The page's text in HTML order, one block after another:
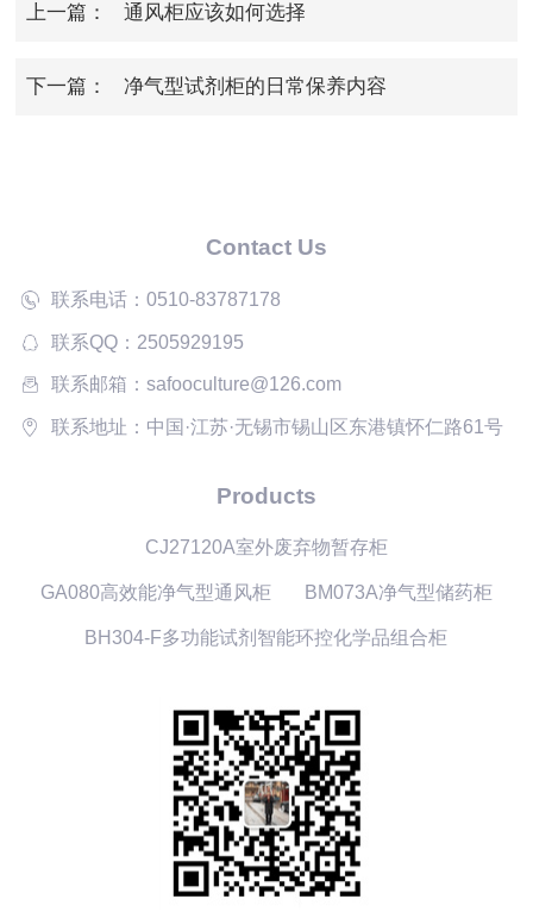
上一篇： 通风柜应该如何选择
下一篇： 净气型试剂柜的日常保养内容
Contact Us
联系电话：0510-83787178
联系QQ：2505929195
联系邮箱：safooculture@126.com
联系地址：中国·江苏·无锡市锡山区东港镇怀仁路61号
Products
CJ27120A室外废弃物暂存柜
GA080高效能净气型通风柜 BM073A净气型储药柜
BH304-F多功能试剂智能环控化学品组合柜